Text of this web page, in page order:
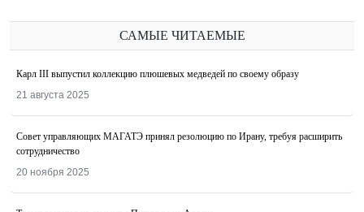
САМЫЕ ЧИТАЕМЫЕ
Карл III выпустил коллекцию плюшевых медведей по своему образу
21 августа 2025
Совет управляющих МАГАТЭ принял резолюцию по Ирану, требуя расширить
сотрудничество
20 ноября 2025